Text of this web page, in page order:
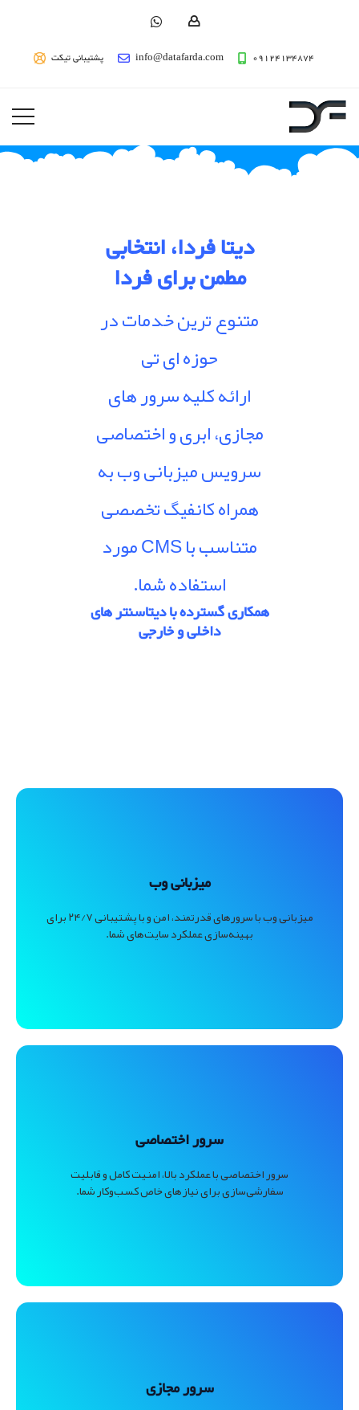
09124134874
info@datafarda.com پشتیبانی تیکت
دیتا فردا، انتخابی
مطمن برای فردا
متنوع ترین خدمات در
حوزه ای تی
ارائه کلیه سرور های
مجازی، ابری و اختصاصی
سرویس میزبانی وب به
همراه کانفیگ تخصصی
متناسب با CMS مورد
استفاده شما.
همکاری گسترده با دیتاسنتر های
داخلی و خارجی
میزبانی وب
میزبانی وب با سرورهای قدرتمند، امن و با پشتیبانی ۲۴/۷ برای
بهینه‌سازی عملکرد سایت‌های شما.
سرور اختصاصی
سرور اختصاصی با عملکرد بالا، امنیت کامل و قابلیت
سفارشی‌سازی برای نیازهای خاص کسب‌وکار شما.
سرور مجازی